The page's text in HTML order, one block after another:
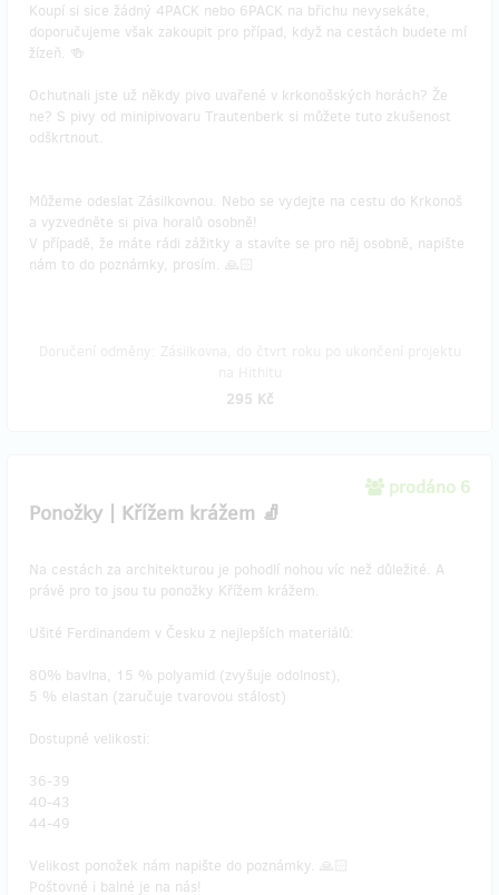
Koupí si sice žádný 4PACK nebo 6PACK na břichu nevysekáte,
doporučujeme však zakoupit pro případ, když na cestách budete mí
žízeň. 🍻
Ochutnali jste už někdy pivo uvařené v krkonošských horách? Že
ne? S pivy od minipivovaru Trautenberk si můžete tuto zkušenost
odškrtnout.
​Můžeme odeslat Zásilkovnou. Nebo se vydejte na cestu do Krkonoš
a vyzvedněte si piva horalů osobně!
V případě, že máte rádi zážitky a stavíte se pro něj osobně, napište
nám to do poznámky, prosím. 🙏🏻
295 Kč
prodáno 6
Ponožky | Křížem krážem 🧦
Na cestách za architekturou je pohodlí nohou víc než důležité. A
právě pro to jsou tu ponožky Křížem krážem.
Ušité Ferdinandem v Česku z nejlepších materiálů:
80% bavlna, 15 % polyamid (zvyšuje odolnost),
5 % elastan (zaručuje tvarovou stálost)
Dostupné velikosti:
36-39
40-43
44-49
Velikost ponožek nám napište do poznámky. 🙏🏻
Poštovné i balné je na nás!